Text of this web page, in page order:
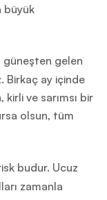
büyük
güneşten gelen
Birkaç ay içinde
ve sarımsı bir
olsun, tüm
budur. Ucuz
zamanla